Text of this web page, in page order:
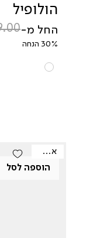
הולופיל
החל מ-
מחיר רגיל
מחיר מבצע
30% הנחה
הוספה לסל
אאוטלט